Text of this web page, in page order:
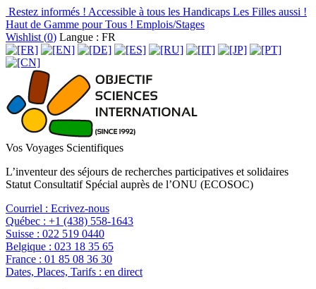
Restez informés ! Accessible à tous les Handicaps Les Filles aussi !
Haut de Gamme pour Tous ! Emplois/Stages
Wishlist (0) Langue : FR
Vos Voyages Scientifiques
L’inventeur des séjours de recherches participatives et solidaires
Statut Consultatif Spécial auprès de l’ONU (ECOSOC)
Courriel : Ecrivez-nous
Québec : +1 (438) 558-1643
Suisse : 022 519 0440
Belgique : 023 18 35 65
France : 01 85 08 36 30
Dates, Places, Tarifs : en direct